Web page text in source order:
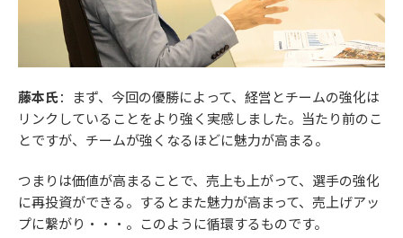
藤本氏：まず、今回の優勝によって、経営とチームの強化は
リンクしていることをより強く実感しました。当たり前のこ
とですが、チームが強くなるほどに魅力が高まる。
つまりは価値が高まることで、売上も上がって、選手の強化
に再投資ができる。するとまた魅力が高まって、売上げアッ
プに繋がり・・・。このように循環するものです。